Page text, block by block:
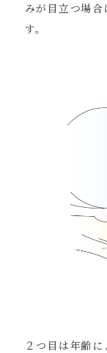
みが目立つ場
す。
２つ目は年齢